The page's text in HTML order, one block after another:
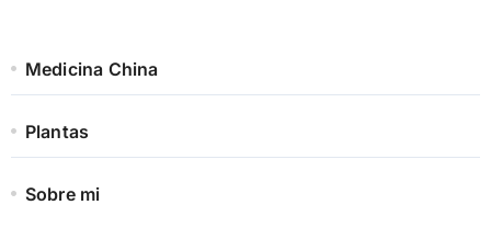
Medicina China
Plantas
Sobre mi